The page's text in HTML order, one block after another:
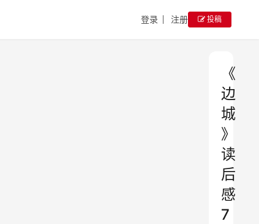
登录 注册 投稿
《
边
城
》
读
后
感
7